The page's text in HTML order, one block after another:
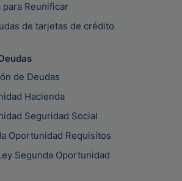
Reunificar
de tarjetas de crédito
de Deudas
Hacienda
Seguridad Social
Oportunidad Requisitos
Segunda Oportunidad